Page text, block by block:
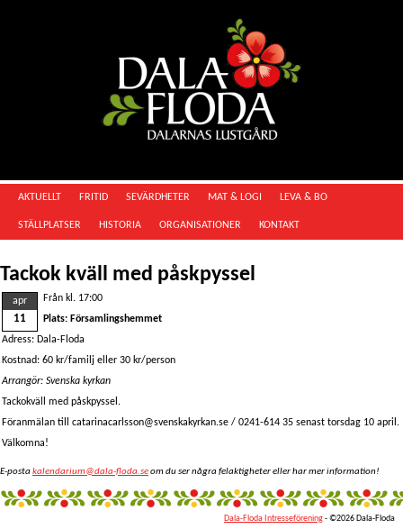
AKTUELLT FRITID SEVÄRDHETER MAT & LOGI LEVA & BO
STÄLLPLATSER HISTORIA ORGANISATIONER KONTAKT
Tackok kväll med påskpyssel
apr
11
Från kl. 17:00
Plats: Församlingshemmet
Adress: Dala-Floda
Kostnad: 60 kr/familj eller 30 kr/person
Arrangör: Svenska kyrkan
Tackokväll med påskpyssel.
Föranmälan till catarinacarlsson@svenskakyrkan.se / 0241-614 35 senast torsdag 10 april.
Välkomna!
E-postakalendarium@dala-floda.seom du ser några felaktigheter eller har mer information!
Dala-Floda Intresseförening- ©2026 Dala-Floda